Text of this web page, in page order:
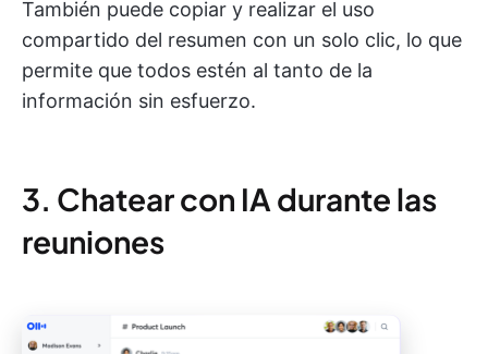
También puede copiar y realizar el uso
compartido del resumen con un solo clic, lo que
permite que todos estén al tanto de la
información sin esfuerzo.
3. Chatear con IA durante las
reuniones